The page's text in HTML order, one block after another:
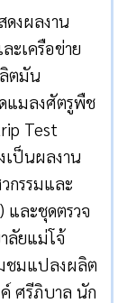
ดงผลงาน
ะเครือข่าย
ตมัน
แมลงศัตรูพืช
Test
เป็นผลงาน
กรรมและ
และชุดตรวจ
ลัยแม่โจ้
ชมแปลงผลิต
ศรีภิบาล นัก